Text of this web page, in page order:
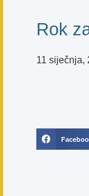
Rok
11 siječnja,